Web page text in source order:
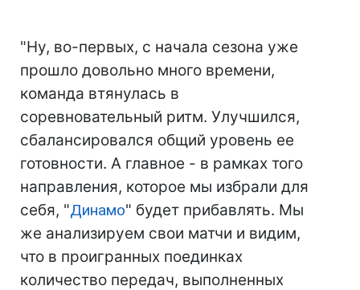
"Ну, во-первых, с начала сезона уже
прошло довольно много времени,
команда втянулась в
соревновательный ритм. Улучшился,
сбалансировался общий уровень ее
готовности. А главное - в рамках того
направления, которое мы избрали для
себя, "Динамо" будет прибавлять. Мы
же анализируем свои матчи и видим,
что в проигранных поединках
количество передач, выполненных